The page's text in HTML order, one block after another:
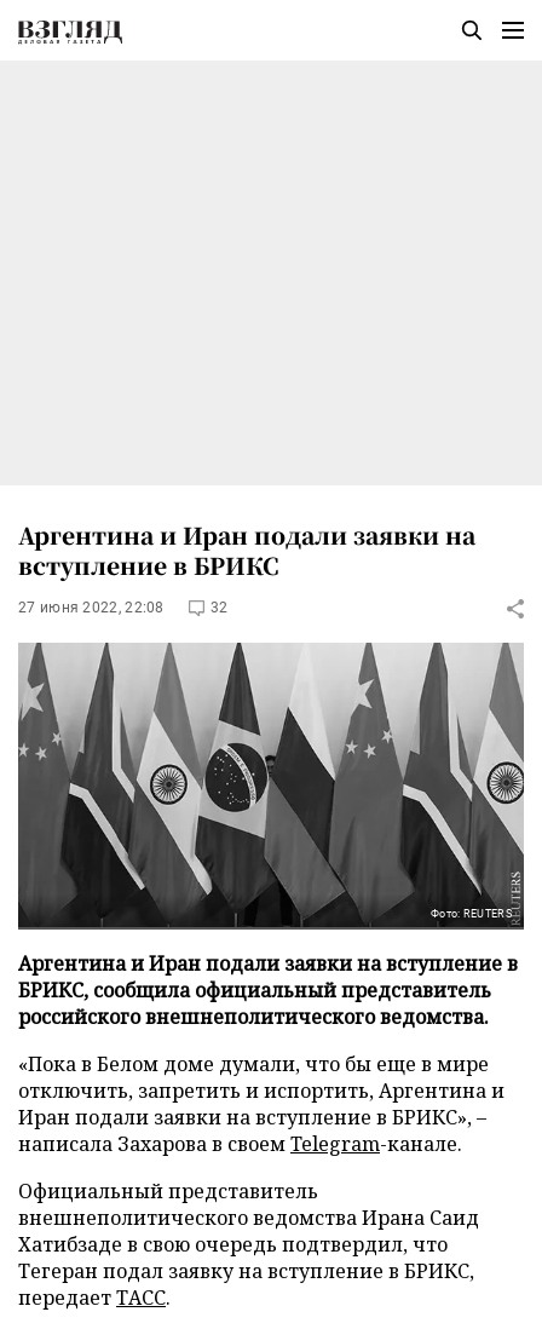
Аргентина и Иран подали заявки на
вступление в БРИКС
27 июня 2022, 22:08 32
Фото: REUTERS
Аргентина и Иран подали заявки на вступление в
БРИКС, сообщила официальный представитель
российского внешнеполитического ведомства.
«Пока в Белом доме думали, что бы еще в мире
отключить, запретить и испортить, Аргентина и
Иран подали заявки на вступление в БРИКС», –
написала Захарова в своемTelegram-канале.
Официальный представитель
внешнеполитического ведомства Ирана Саид
Хатибзаде в свою очередь подтвердил, что
Тегеран подал заявку на вступление в БРИКС,
передаетТАСС.